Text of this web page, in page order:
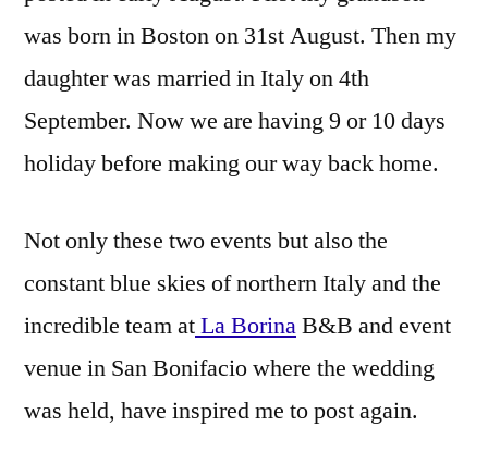
was born in Boston on 31st August. Then my
daughter was married in Italy on 4th
September. Now we are having 9 or 10 days
holiday before making our way back home.
Not only these two events but also the
constant blue skies of northern Italy and the
incredible team atLa BorinaB&B and event
venue in San Bonifacio where the wedding
was held, have inspired me to post again.